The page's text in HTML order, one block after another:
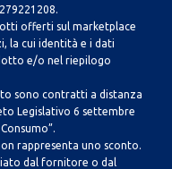
offerti sul marketplace
la cui identità e i dati
e/o nel riepilogo
sono contratti a distanza
Legislativo 6 settembre
rappresenta uno sconto.
dal fornitore o dal